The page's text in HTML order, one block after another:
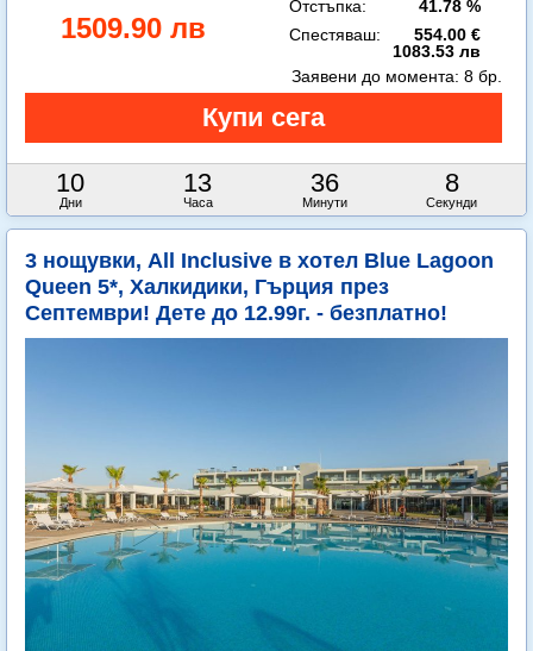
1509.90 лв
Отстъпка:
41.78 %
Спестяваш:
554.00 €
1083.53 лв
10
Дни
13
Часа
36
Минути
7
Секунди
Заявени до момента: 8 бр.
3 нощувки, All Inclusive в хотел Blue Lagoon
Queen 5*, Халкидики, Гърция през
Септември! Дете до 12.99г. - безплатно!